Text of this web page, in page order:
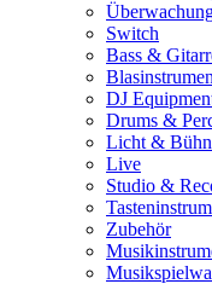
Switch
Bass &
DJ
Drums &
Licht &
Live
Studio &
Zubehör